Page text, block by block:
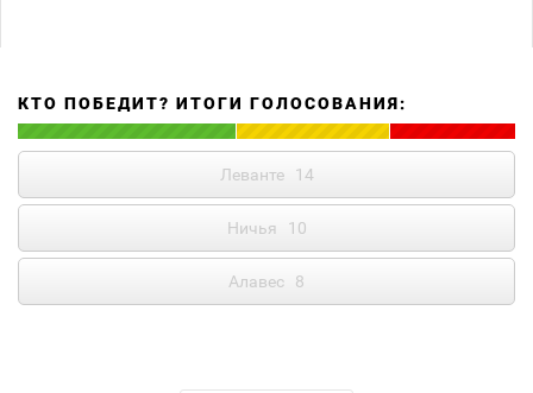
КТО ПОБЕДИТ? ИТОГИ ГОЛОСОВАНИЯ:
Леванте 14
Ничья 10
Алавес 8